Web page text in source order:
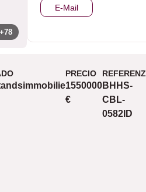
+78
E-Mail
PRECIO
1550000
€
REFERENZ
BHHS-
CBL-
0582ID